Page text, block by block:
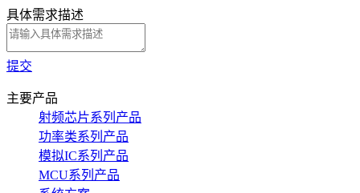
具体需求描述
提交
主要产品
射频芯片系列产品
功率类系列产品
模拟IC系列产品
MCU系列产品